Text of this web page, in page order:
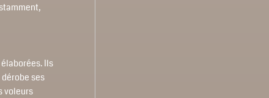
Ils
ses
voleurs